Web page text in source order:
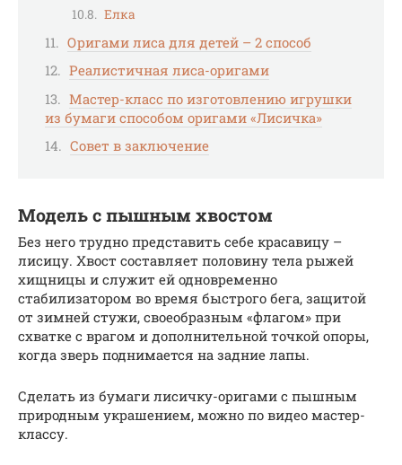
Елка
Оригами лиса для детей – 2 способ
Реалистичная лиса-оригами
Мастер-класс по изготовлению игрушки
из бумаги способом оригами «Лисичка»
Совет в заключение
Модель с пышным хвостом
Без него трудно представить себе красавицу –
лисицу. Хвост составляет половину тела рыжей
хищницы и служит ей одновременно
стабилизатором во время быстрого бега, защитой
от зимней стужи, своеобразным «флагом» при
схватке с врагом и дополнительной точкой опоры,
когда зверь поднимается на задние лапы.
Сделать из бумаги лисичку-оригами с пышным
природным украшением, можно по видео мастер-
классу.